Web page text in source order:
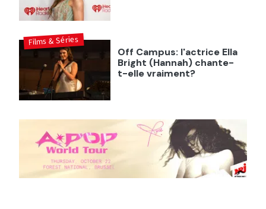
Off Campus: l'actrice Ella
Bright (Hannah) chante-
t-elle vraiment?
Films & Séries